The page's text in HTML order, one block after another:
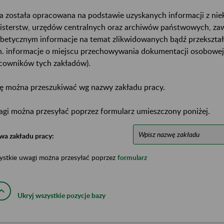
została opracowana na podstawie uzyskanych informacji z
urzędów centralnych oraz archiwów państwowych,
informacje na temat zlikwidowanych bądź
informacje o miejscu przechowywania dokumentacji
tych zakładów).
można przeszukiwać wg nazwy zakładu pracy.
można przesyłać poprzez formularz umieszczony poniżej.
zakładu pracy:
uwagi można przesyłać poprzez formularz
Ukryj wszystkie pozycje bazy